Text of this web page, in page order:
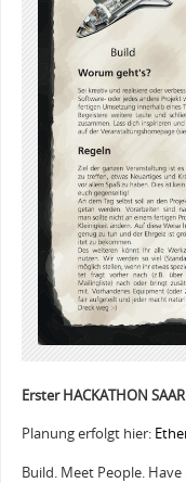
Erster HACKATHON SAAR
Planung erfolgt hier:
Build. Meet People. Have